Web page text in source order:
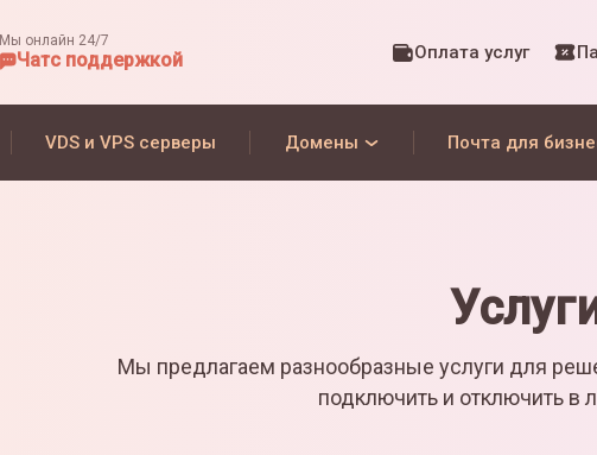
Мы онлайн 24/7
Чатс поддержкой Оплата услуг
VDS и VPS серверы Домены Почта для
Мы предлагаем разнообразные услуги для
подключить и отключить в